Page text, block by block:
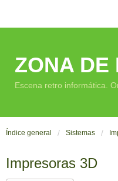
ZONA DE
Escena retro informática.
Índice general Sistemas
Impresoras 3D